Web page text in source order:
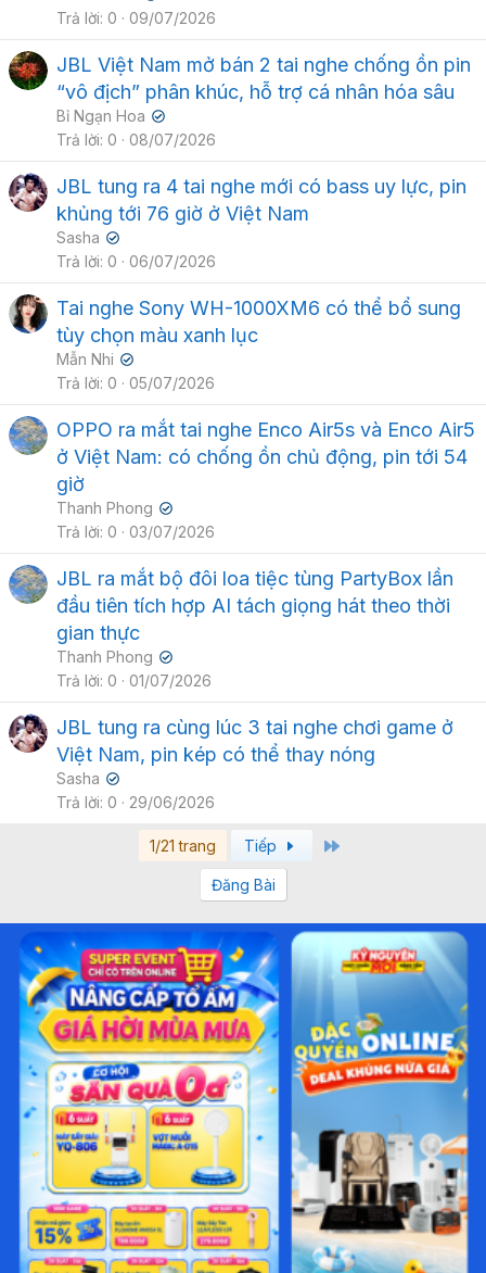
Trả lời 0 09/07/2026
JBL Việt Nam mở bán 2 tai nghe chống ồn pin
“vô địch” phân khúc, hỗ trợ cá nhân hóa sâu
Bỉ Ngạn Hoa ✔
Trả lời 0 08/07/2026
JBL tung ra 4 tai nghe mới có bass uy lực, pin
khủng tới 76 giờ ở Việt Nam
Sasha ✔
Trả lời 0 06/07/2026
Tai nghe Sony WH-1000XM6 có thể bổ sung
tùy chọn màu xanh lục
Mẫn Nhi ✔
Trả lời 0 05/07/2026
OPPO ra mắt tai nghe Enco Air5s và Enco Air5
ở Việt Nam: có chống ồn chủ động, pin tới 54
giờ
Thanh Phong ✔
Trả lời 0 03/07/2026
JBL ra mắt bộ đôi loa tiệc tùng PartyBox lần
đầu tiên tích hợp AI tách giọng hát theo thời
gian thực
Thanh Phong ✔
Trả lời 0 01/07/2026
JBL tung ra cùng lúc 3 tai nghe chơi game ở
Việt Nam, pin kép có thể thay nóng
Sasha ✔
Trả lời 0 29/06/2026
1/21 trang Tiếp
Đăng Bài